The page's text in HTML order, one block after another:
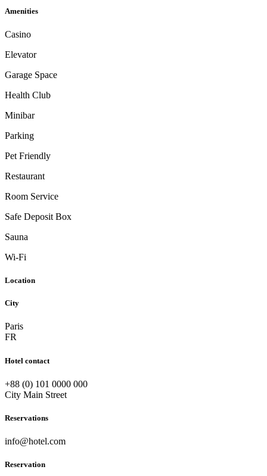
Amenities
Casino
Elevator
Garage Space
Health Club
Minibar
Parking
Pet Friendly
Restaurant
Room Service
Safe Deposit Box
Sauna
Wi-Fi
Location
City
Paris
FR
Hotel contact
+88 (0) 101 0000 000
City Main Street
Reservations
info@hotel.com
Reservation